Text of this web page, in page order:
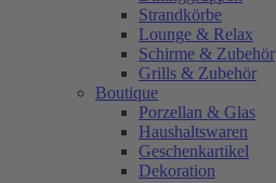
Strandkörbe
Lounge & Relax
Schirme & Zubehör
Grills & Zubehör
Boutique
Porzellan & Glas
Haushaltswaren
Geschenkartikel
Dekoration